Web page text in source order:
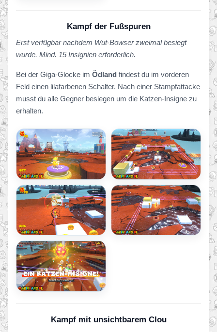
Kampf der Fußspuren
Erst verfügbar nachdem Wut-Bowser zweimal besiegt
wurde. Mind. 15 Insignien erforderlich.
Bei der Giga-Glocke im Ödland findest du im vorderen
Feld einen lilafarbenen Schalter. Nach einer Stampfattacke
musst du alle Gegner besiegen um die Katzen-Insigne zu
erhalten.
Kampf mit unsichtbarem Clou